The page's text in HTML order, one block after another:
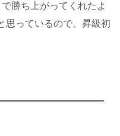
勝ち上がってくれたよ
思っているので、昇級初